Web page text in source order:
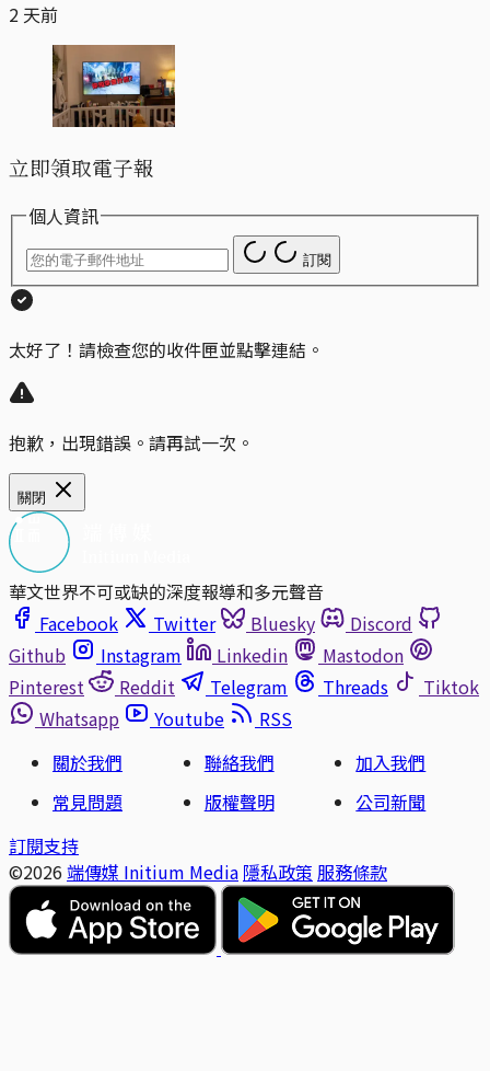
2 天前
立即領取電子報
個人資訊
訂閱
太好了！請檢查您的收件匣並點擊連結。
抱歉，出現錯誤。請再試一次。
關閉
華文世界不可或缺的深度報導和多元聲音
Facebook
Twitter Bluesky
Discord
Github
Instagram Linkedin
Mastodon
Pinterest
Reddit Telegram Threads
Tiktok
Whatsapp
Youtube
RSS
關於我們
聯絡我們
加入我們
常見問題
版權聲明
公司新聞
訂閱支持
©2026 端傳媒 Initium Media 隱私政策 服務條款